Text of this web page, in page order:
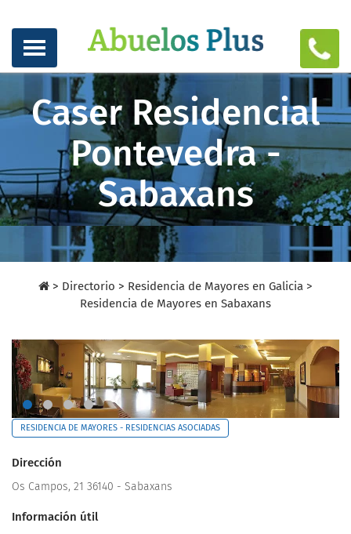
Caser Residencial
Pontevedra -
Sabaxans
> Directorio > Residencia de Mayores en Galicia >
Residencia de Mayores en Sabaxans
RESIDENCIA DE MAYORES - RESIDENCIAS ASOCIADAS
Dirección
Os Campos, 21 36140 - Sabaxans
Información útil